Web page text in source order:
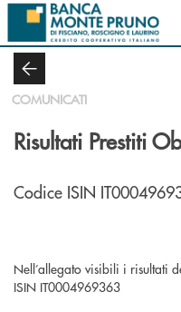
Salta al contenuto principale
COMUNICATI
Risultati Prestiti
Codice ISIN
Nell’allegato visibili i risultati
ISIN IT0004969363